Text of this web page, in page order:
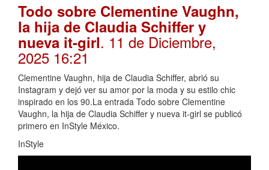
Todo sobre Clementine Vaughn,
la hija de Claudia Schiffer y
nueva it-girl. 11 de Diciembre,
2025 16:21
Clementine Vaughn, hija de Claudia Schiffer, abrió su
Instagram y dejó ver su amor por la moda y su estilo chic
inspirado en los 90.La entrada Todo sobre Clementine
Vaughn, la hija de Claudia Schiffer y nueva it-girl se publicó
primero en InStyle México.
InStyle